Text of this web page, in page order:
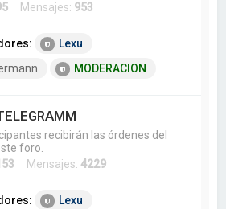
Mensajes: 953
Lexu
MODERACION
recibirán las órdenes del
foro.
Mensajes:4229
Lexu